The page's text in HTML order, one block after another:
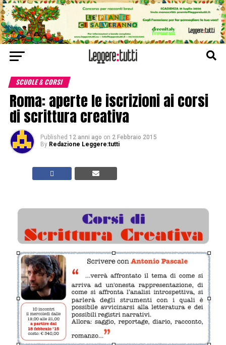
SCUOLE & CORSI
Roma: aperte le iscrizioni ai corsi
di scrittura creativa
Published 12 anni ago on 2 Febbraio 2015
By Redazione Leggere:tutti